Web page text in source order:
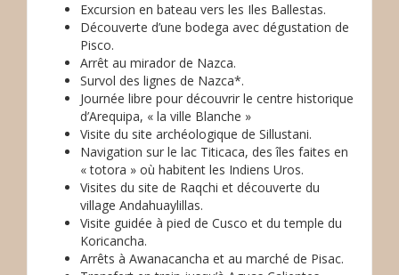
Excursion en bateau vers les Iles Ballestas.
Découverte d’une bodega avec dégustation de
Pisco.
Arrêt au mirador de Nazca.
Survol des lignes de Nazca*.
Journée libre pour découvrir le centre historique
d’Arequipa, « la ville Blanche »
Visite du site archéologique de Sillustani.
Navigation sur le lac Titicaca, des îles faites en
« totora » où habitent les Indiens Uros.
Visites du site de Raqchi et découverte du
village Andahuaylillas.
Visite guidée à pied de Cusco et du temple du
Koricancha.
Arrêts à Awanacancha et au marché de Pisac.